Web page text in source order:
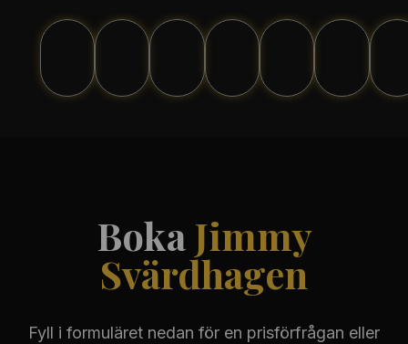
BokaJimmy
Svärdhagen
Fyll i formuläret nedan för en prisförfrågan eller